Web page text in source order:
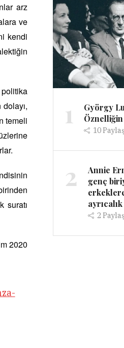
arz
ve
kendi
temeli
suratı
2020
1
György
10
2
Annie
genç
2